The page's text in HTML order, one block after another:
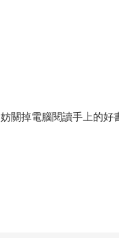
關掉電腦閱讀手上的好